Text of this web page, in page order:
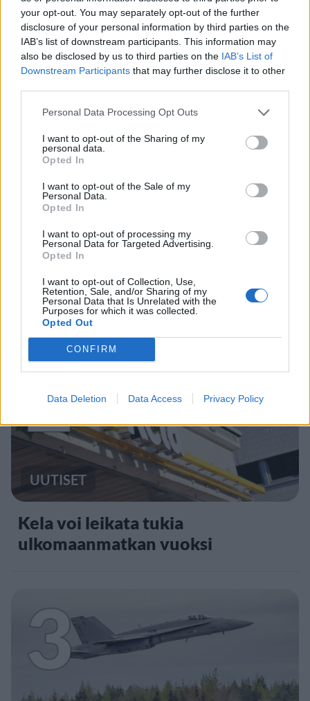
your opt-out. You may separately opt-out of the further
disclosure of your personal information by third parties on the
IAB’s list of downstream participants. This information may
also be disclosed by us to third parties on the IAB’s List of
Downstream Participants that may further disclose it to other
Personal Data Processing Opt Outs
I want to opt-out of the Sharing of my
personal data.
Opted In
I want to opt-out of the Sale of my
Personal Data.
Opted In
I want to opt-out of processing my
Personal Data for Targeted Advertising.
Opted In
I want to opt-out of Collection, Use,
Retention, Sale, and/or Sharing of my
Personal Data that Is Unrelated with the
Purposes for which it was collected.
Opted Out
CONFIRM
Data Deletion Data Access Privacy Policy
Staran luetuimmat
1
Maailman eniten matkustaneet
valitsivat suosikkikohteensa –
yllättävä voittaja
2
UUTISET
Kela voi leikata tukia
ulkomaanmatkan vuoksi
3